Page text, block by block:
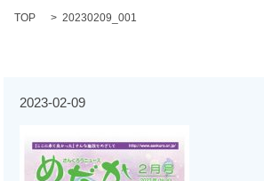
TOP 20230209_001
2023-02-09